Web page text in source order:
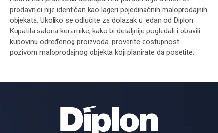
prodavnici nije identičan kao lageri pojedinačnih maloprodajnih
objekata. Ukoliko se odlučite za dolazak u jedan od Diplon
Kupatila salona keramike, kako bi detaljnije pogledali i obavili
kupovinu određenog proizvoda, proverite dostupnost
pozivom maloprodajnog objekta koji planirate da posetite.